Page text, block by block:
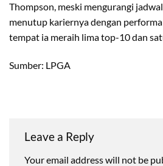
Thompson, meski mengurangi
menutup kariernya dengan
tempat ia meraih lima top-10 dan
Sumber: LPGA
Leave a Reply
Your email address will not be